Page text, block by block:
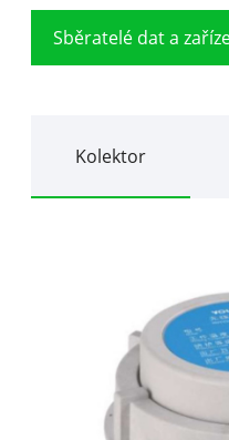
Sběratelé dat a
Kolektor